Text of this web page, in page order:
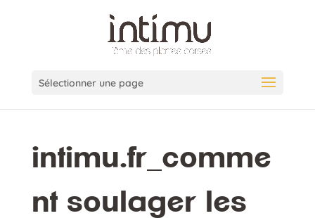
Sélectionner une page
intimu.fr_comme
nt soulager les